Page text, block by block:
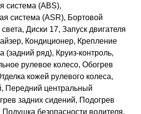
система (ABS),
система (ASR), Бортовой
Диски 17, Запуск двигателя
Кондиционер, Крепление
(задний ряд), Круиз-контроль,
рулевое колесо, Обогрев
кожей рулевого колеса,
Передний центральный
задних сидений, Подогрев
безопасности водителя,